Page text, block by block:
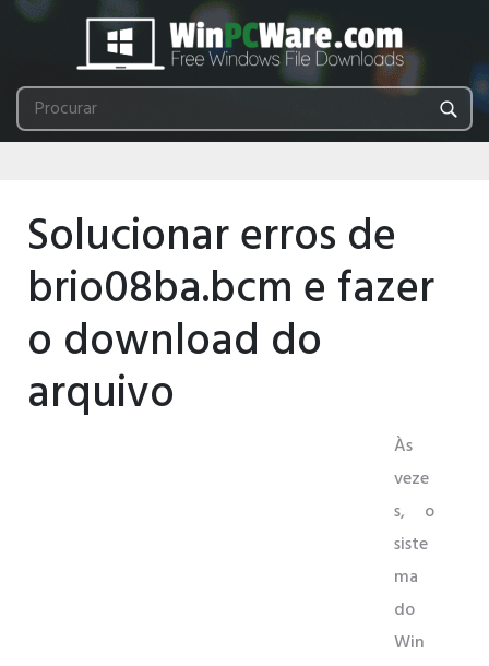
Solucionar erros de
brio08ba.bcm e fazer
o download do
arquivo
Às
veze
s, o
siste
ma
do
Win